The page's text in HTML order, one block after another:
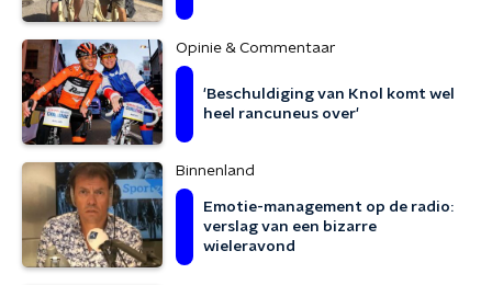
Opinie & Commentaar
'Beschuldiging van Knol komt wel
heel rancuneus over'
Binnenland
Emotie-management op de radio:
verslag van een bizarre
wieleravond